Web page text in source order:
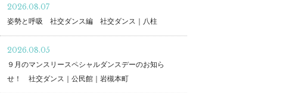
2026.08.07
姿勢と呼吸 社交ダンス編 社交ダンス｜八柱
2026.08.05
９月のマンスリースペシャルダンスデーのお知ら
せ！ 社交ダンス｜公民館｜岩槻本町